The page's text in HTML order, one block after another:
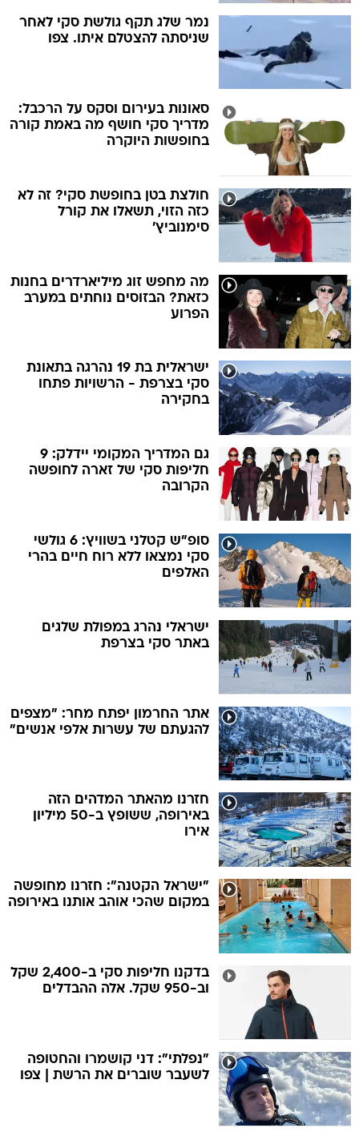
נמר שלג תקף גולשת סקי לאחר
שניסתה להצטלם איתו. צפו
סאונות בעירום וסקס על הרכבל:
מדריך סקי חושף מה באמת קורה
בחופשות היוקרה
חולצת בטן בחופשת סקי? זה לא
כזה הזוי, תשאלו את קורל
סימנוביץ'
מה מחפש זוג מיליארדרים בחנות
כזאת? הבזוסים נוחתים במערב
הפרוע
ישראלית בת 19 נהרגה בתאונת
סקי בצרפת - הרשויות פתחו
בחקירה
גם המדריך המקומי יידלק: 9
חליפות סקי של זארה לחופשה
הקרובה
סופ"ש קטלני בשוויץ: 6 גולשי
סקי נמצאו ללא רוח חיים בהרי
האלפים
ישראלי נהרג במפולת שלגים
באתר סקי בצרפת
אתר החרמון יפתח מחר: "מצפים
להגעתם של עשרות אלפי אנשים"
חזרנו מהאתר המדהים הזה
באירופה, ששופץ ב-50 מיליון
אירו
"ישראל הקטנה": חזרנו מחופשה
במקום שהכי אוהב אותנו באירופה
בדקנו חליפות סקי ב-2,400 שקל
וב-950 שקל. אלה ההבדלים
"נפלתי": דני קושמרו והחטופה
לשעבר שוברים את הרשת | צפו